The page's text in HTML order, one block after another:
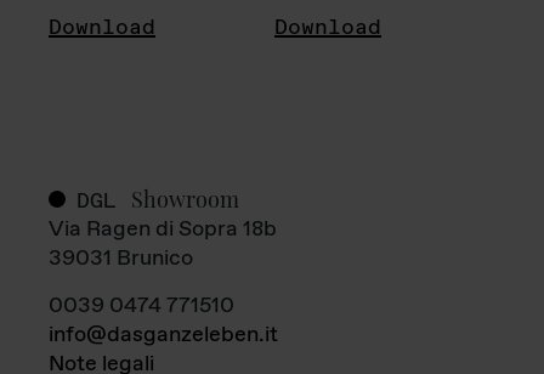
Download Download
DGL Showroom
Via Ragen di Sopra 18b
39031 Brunico
0039 0474 771510
info@dasganzeleben.it
Note legali